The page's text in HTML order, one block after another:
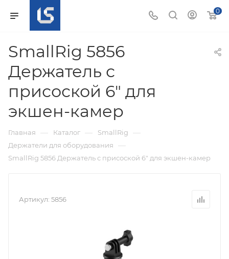
0
SmallRig 5856
Держатель с
присоской 6" для
экшен-камер
Главная — Каталог — SmallRig —
Держатели для оборудования —
SmallRig 5856 Держатель с присоской 6" для экшен-камер
Артикул: 5856